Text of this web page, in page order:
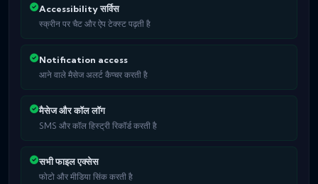
Accessibility सर्विस
स्क्रीन पर चैट और ऐप टेक्स्ट पढ़ती है
Notification access
आने वाले मैसेज अलर्ट कैप्चर करती है
मैसेज और कॉल लॉग
SMS और कॉल हिस्ट्री रिकॉर्ड करती है
सभी फाइल एक्सेस
फोटो और मीडिया सिंक करती है